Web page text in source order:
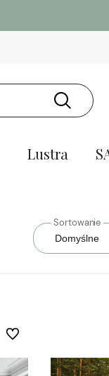
Lustra
Do ulubionych